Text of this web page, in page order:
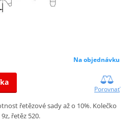
Na objednávku
Porovnať
řetězové sady až o 10%. Kolečko
9z, řetěz 520.